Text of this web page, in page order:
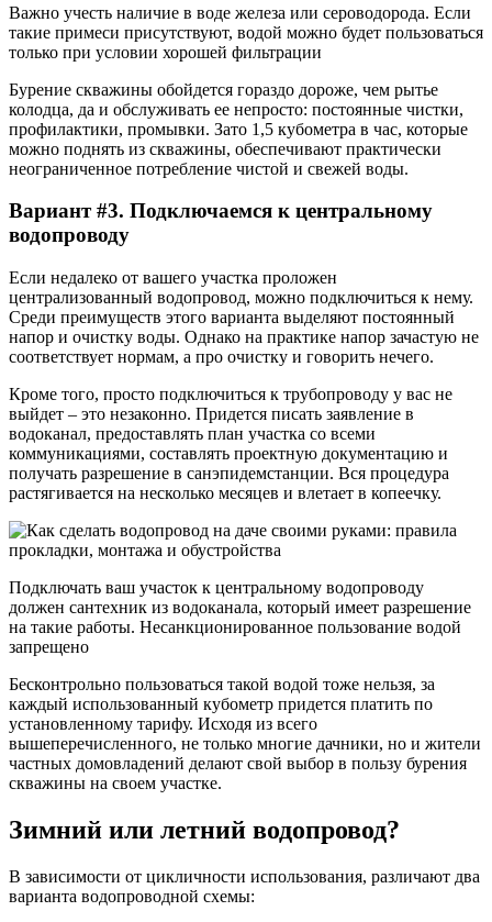
Важно учесть наличие в воде железа или сероводорода. Если
такие примеси присутствуют, водой можно будет пользоваться
только при условии хорошей фильтрации
Бурение скважины обойдется гораздо дороже, чем рытье
колодца, да и обслуживать ее непросто: постоянные чистки,
профилактики, промывки. Зато 1,5 кубометра в час, которые
можно поднять из скважины, обеспечивают практически
неограниченное потребление чистой и свежей воды.
Вариант #3. Подключаемся к центральному
водопроводу
Если недалеко от вашего участка проложен
централизованный водопровод, можно подключиться к нему.
Среди преимуществ этого варианта выделяют постоянный
напор и очистку воды. Однако на практике напор зачастую не
соответствует нормам, а про очистку и говорить нечего.
Кроме того, просто подключиться к трубопроводу у вас не
выйдет – это незаконно. Придется писать заявление в
водоканал, предоставлять план участка со всеми
коммуникациями, составлять проектную документацию и
получать разрешение в санэпидемстанции. Вся процедура
растягивается на несколько месяцев и влетает в копеечку.
Подключать ваш участок к центральному водопроводу
должен сантехник из водоканала, который имеет разрешение
на такие работы. Несанкционированное пользование водой
запрещено
Бесконтрольно пользоваться такой водой тоже нельзя, за
каждый использованный кубометр придется платить по
установленному тарифу. Исходя из всего
вышеперечисленного, не только многие дачники, но и жители
частных домовладений делают свой выбор в пользу бурения
скважины на своем участке.
Зимний или летний водопровод?
В зависимости от цикличности использования, различают два
варианта водопроводной схемы: